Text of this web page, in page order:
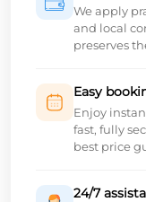
We apply
and local
preserves
Easy
Enjoy
fast, fully
best price
24/7